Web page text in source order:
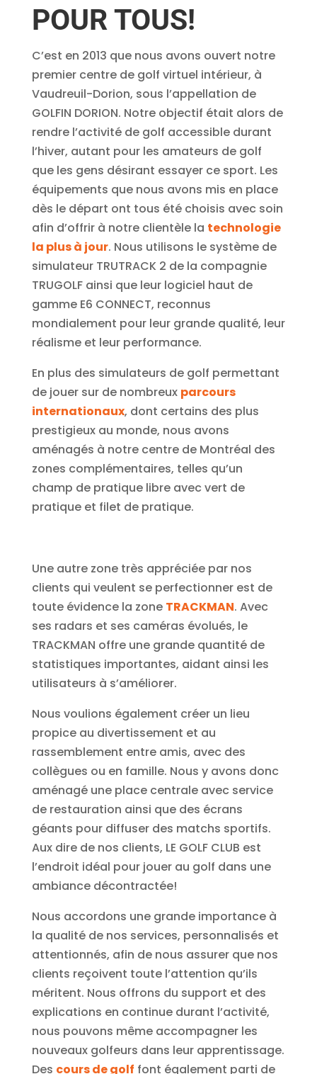
POUR TOUS!
C’est en 2013 que nous avons ouvert notre
premier centre de golf virtuel intérieur, à
Vaudreuil-Dorion, sous l’appellation de
GOLFIN DORION. Notre objectif était alors de
rendre l’activité de golf accessible durant
l’hiver, autant pour les amateurs de golf
que les gens désirant essayer ce sport. Les
équipements que nous avons mis en place
dès le départ ont tous été choisis avec soin
afin d’offrir à notre clientèle la technologie
la plus à jour. Nous utilisons le système de
simulateur TRUTRACK 2 de la compagnie
TRUGOLF ainsi que leur logiciel haut de
gamme E6 CONNECT, reconnus
mondialement pour leur grande qualité, leur
réalisme et leur performance.
En plus des simulateurs de golf permettant
de jouer sur de nombreux parcours
internationaux, dont certains des plus
prestigieux au monde, nous avons
aménagés à notre centre de Montréal des
zones complémentaires, telles qu’un
champ de pratique libre avec vert de
pratique et filet de pratique.
Une autre zone très appréciée par nos
clients qui veulent se perfectionner est de
toute évidence la zone TRACKMAN. Avec
ses radars et ses caméras évolués, le
TRACKMAN offre une grande quantité de
statistiques importantes, aidant ainsi les
utilisateurs à s’améliorer.
Nous voulions également créer un lieu
propice au divertissement et au
rassemblement entre amis, avec des
collègues ou en famille. Nous y avons donc
aménagé une place centrale avec service
de restauration ainsi que des écrans
géants pour diffuser des matchs sportifs.
Aux dire de nos clients, LE GOLF CLUB est
l’endroit idéal pour jouer au golf dans une
ambiance décontractée!
Nous accordons une grande importance à
la qualité de nos services, personnalisés et
attentionnés, afin de nous assurer que nos
clients reçoivent toute l’attention qu’ils
méritent. Nous offrons du support et des
explications en continue durant l’activité,
nous pouvons même accompagner les
nouveaux golfeurs dans leur apprentissage.
Des cours de golf font également parti de